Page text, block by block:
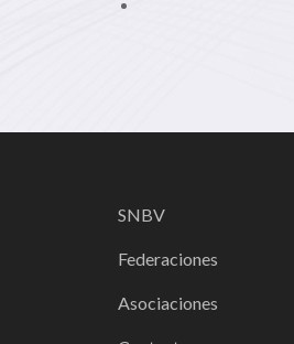
SNBV
Federaciones
Asociaciones